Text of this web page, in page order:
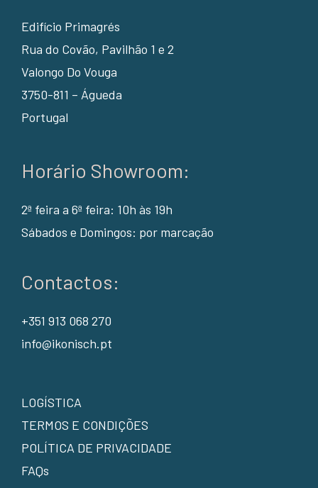
Edifício Primagrés
Rua do Covão, Pavilhão 1 e 2
Valongo Do Vouga
3750-811 – Águeda
Portugal
Horário Showroom:
2ª feira a 6ª feira: 10h às 19h
Sábados e Domingos: por marcação
Contactos:
+351 913 068 270
info@ikonisch.pt
LOGÍSTICA
TERMOS E CONDIÇÕES
POLÍTICA DE PRIVACIDADE
FAQs